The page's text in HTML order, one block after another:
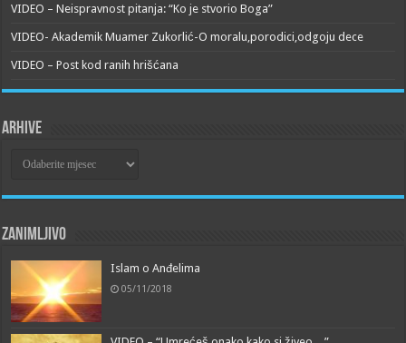
VIDEO – Neispravnost pitanja: “Ko je stvorio Boga”
VIDEO- Akademik Muamer Zukorlić-O moralu,porodici,odgoju dece
VIDEO – Post kod ranih hrišćana
Arhive
Zanimljivo
Islam o Anđelima
05/11/2018